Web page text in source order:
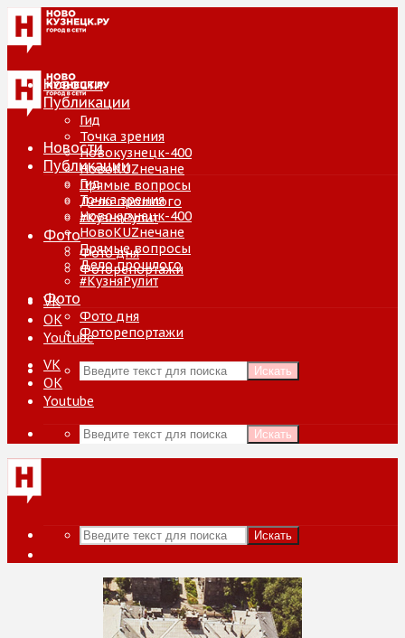
Новости
Публикации
Гид
Точка зрения
Новокузнецк-400
НовоKUZнечане
Прямые вопросы
Дело прошлого
#КузняРулит
Фото
Фото дня
Фоторепортажи
VK
ОК
Youtube
Искать
Новости
Публикации
Гид
Точка зрения
Новокузнецк-400
НовоKUZнечане
Прямые вопросы
Дело прошлого
#КузняРулит
Фото
Фото дня
Фоторепортажи
VK
ОК
Youtube
Искать
Искать